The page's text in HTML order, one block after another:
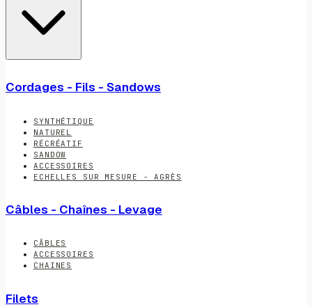
Cordages - Fils - Sandows
SYNTHÉTIQUE
NATUREL
RÉCRÉATIF
SANDOW
ACCESSOIRES
ECHELLES SUR MESURE - AGRÈS
Câbles - Chaînes - Levage
CÂBLES
ACCESSOIRES
CHAINES
Filets